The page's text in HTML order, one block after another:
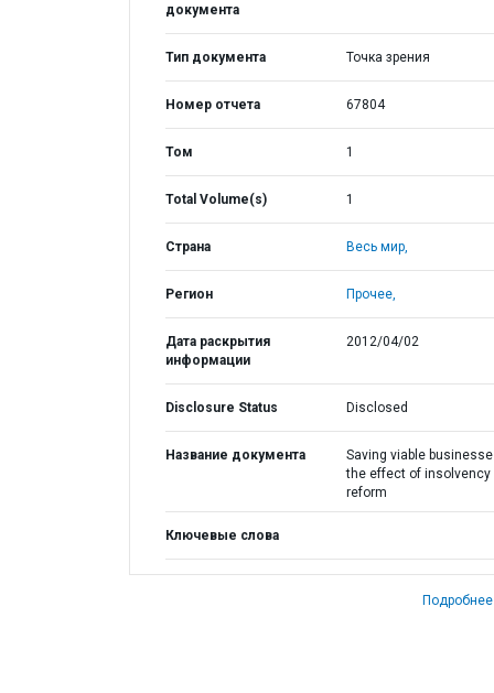
документа
Тип документа Точка зрения
Номер отчета 67804
Том 1
Total Volume(s) 1
Страна Весь мир,
Регион Прочее,
Дата раскрытия
информации
2012/04/02
Disclosure Status Disclosed
Название документа
Saving viable
the effect of insolvency
reform
Ключевые слова
Подробнее